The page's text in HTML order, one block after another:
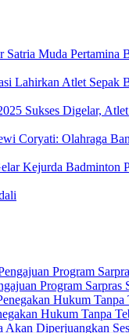
Satria Muda Pertamina
Lahirkan Atlet Sepak
Sukses Digelar,
Coryati: Olahraga
Kejurda Badminton
Program
Hukum Tanpa